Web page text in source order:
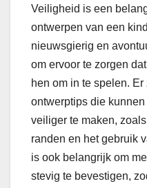
Veiligheid is een
ontwerpen van een
nieuwsgierig en
om ervoor te zorgen
hen om in te spelen.
ontwerptips die
veiliger te maken,
randen en het gebruik
is ook belangrijk om
stevig te bevestigen,